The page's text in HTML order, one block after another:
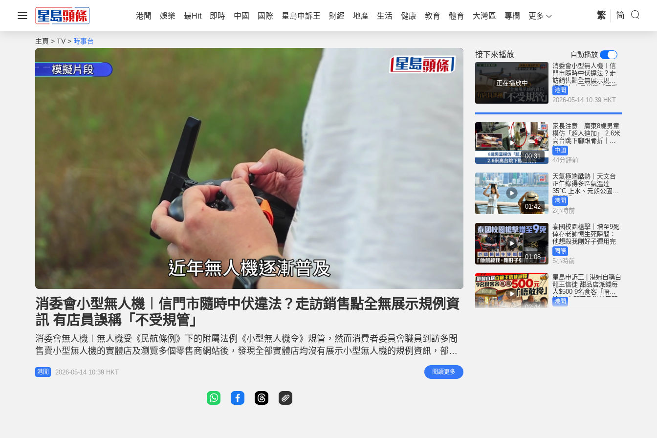
港聞 娛樂 最Hit 即時 中國 國際 星島申訴王 財經 地產 生活 健康 教育 體育 大灣區 專欄 更多 繁 简
主頁 TV 時事台
n
u
t
e
o
e
d
:
1
3
%
消委會小型無人機︱信門市隨時中伏違法？走訪銷售點全無展示規例資
訊 有店員誤稱「不受規管」
消委會無人機︱無人機受《民航條例》下的附屬法例《小型無人機令》規管，然而消費者委員會職員到訪多間
售賣小型無人機的實體店及瀏覽多個零售商網站後，發現全部實體店均沒有展示小型無人機的規例資訊，部分
銷售點的店員，尤其是並非小型無人機專門店的商戶，未能清楚說明相關的法例要求。消委會建議業界加強對
前線店員的培訓，並在店內及網上產品頁面清楚展示基本的法規資訊。 無人機專門店店員較熟悉規例 消委會職
港聞 2026-05-14 10:39 HKT 閱讀更多
接下來播放 自動播放
正在播放中
消委會小型無人機︱信
門市隨時中伏違法？走
訪銷售點全無展示規例
資訊 有店員誤稱「不受
規管」
港聞
2026-05-14 10:39 HKT
00:31
家長注意｜廣東8歲男童
模仿「超人迪加」 2.6米
高台跳下腳跟骨折｜有
片中國
44分鐘前
01:42
天氣極端酷熱｜天文台
正午錄得多區氣溫達
35°C 上水、元朗公園升
至37°C
港聞
2小時前
01:08
泰國校園槍擊｜增至9死
倖存老師憶生死瞬間：
他想殺我剛好子彈用完
國際
5小時前
02:44
星島申訴王 | 港婦自稱白
龍王信徒 甜品店派錢每
人$500 9名食客「唔敢
拎」 白龍王香港弟子親
解謎團
港聞